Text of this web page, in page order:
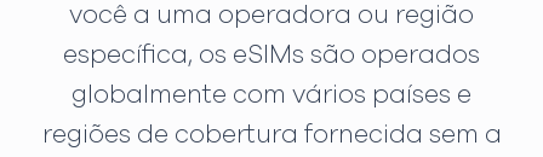
você a uma operadora ou região
específica, os eSIMs são operados
globalmente com vários países e
regiões de cobertura fornecida sem a